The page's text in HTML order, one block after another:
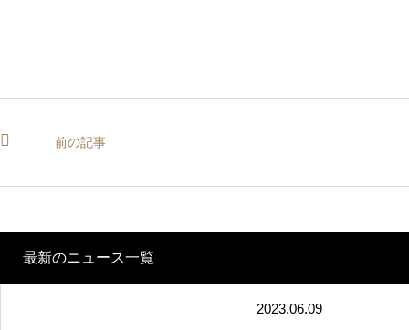
前の記事
最新のニュース一覧
2023.06.09